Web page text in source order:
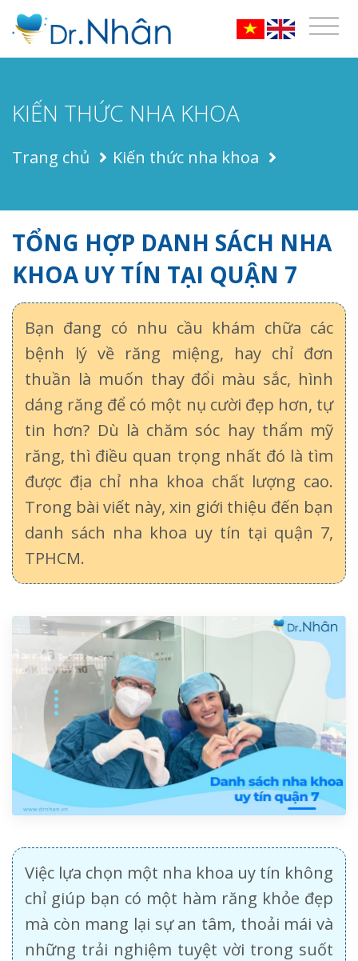
KIẾN THỨC NHA KHOA
Trang chủ Kiến thức nha khoa
TỔNG HỢP DANH SÁCH NHA
KHOA UY TÍN TẠI QUẬN 7
Bạn đang có nhu cầu khám chữa các
bệnh lý về răng miệng, hay chỉ đơn
thuần là muốn thay đổi màu sắc, hình
dáng răng để có một nụ cười đẹp hơn, tự
tin hơn? Dù là chăm sóc hay thẩm mỹ
răng, thì điều quan trọng nhất đó là tìm
được địa chỉ nha khoa chất lượng cao.
Trong bài viết này, xin giới thiệu đến bạn
danh sách nha khoa uy tín tại quận 7,
TPHCM.
Việc lựa chọn một nha khoa uy tín không
chỉ giúp bạn có một hàm răng khỏe đẹp
mà còn mang lại sự an tâm, thoải mái và
những trải nghiệm tuyệt vời trong suốt